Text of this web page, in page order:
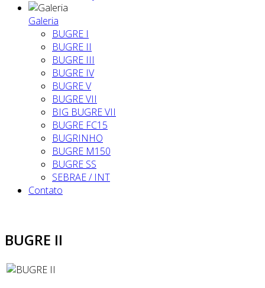
Galeria
BUGRE I
BUGRE II
BUGRE III
BUGRE IV
BUGRE V
BUGRE VII
BIG BUGRE VII
BUGRE FC15
BUGRINHO
BUGRE M150
BUGRE SS
SEBRAE / INT
Contato
BUGRE II